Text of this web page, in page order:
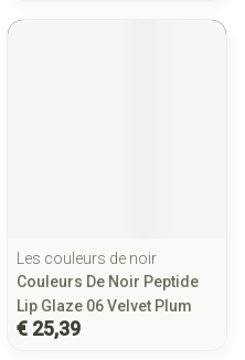
Les couleurs de noir
Couleurs De Noir Peptide
Lip Glaze 06 Velvet Plum
€ 25,39